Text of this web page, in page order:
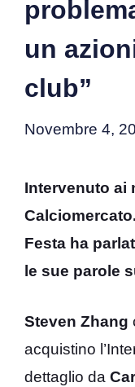
un
club”
Novembre 4,
Intervenuto ai
Festa ha
le sue parole
Steven Zhang
acquistino
dettaglio da